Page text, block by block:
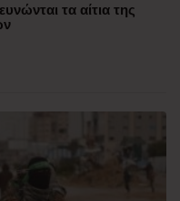
τα αίτια της